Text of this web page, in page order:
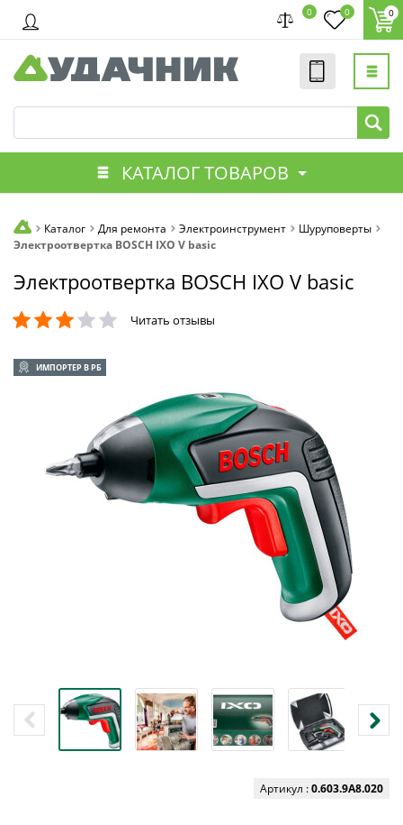
0 0 0
КАТАЛОГ ТОВАРОВ
Каталог Для ремонта Электроинструмент
Шуруповерты
Электроотвертка BOSCH IXO V basic
Электроотвертка BOSCH IXO V basic
Читать отзывы
ИМПОРТЕР В РБ
Артикул :0.603.9A8.020